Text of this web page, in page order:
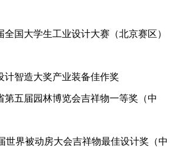
大学生工业设计大赛（北京赛区）
智造大奖产业装备佳作奖
五届园林博览会吉祥物一等奖（中
界被动房大会吉祥物最佳设计奖（中